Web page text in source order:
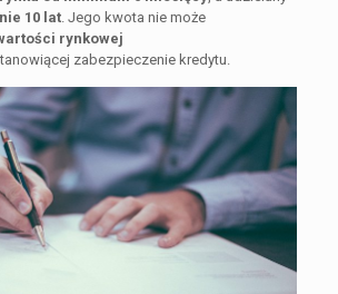
10 lat. Jego kwota nie może
rynkowej
zabezpieczenie kredytu.